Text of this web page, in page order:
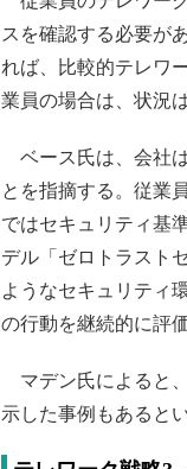
スを確認する必要が
れば、比較的テレワ
業員の場合は、状況
ベース氏は、会社
とを指摘する。従業
ではセキュリティ基
デル「ゼロトラスト
ようなセキュリティ
の行動を継続的に評
マデン氏によると
示した事例もあるとい